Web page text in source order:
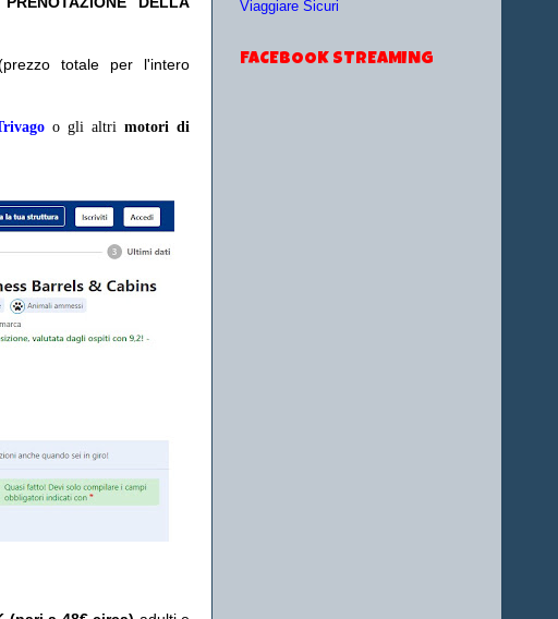
totale per l'intero
o gli altrimotori di
Viaggiare Sicuri
FACEBOOK STREAMING